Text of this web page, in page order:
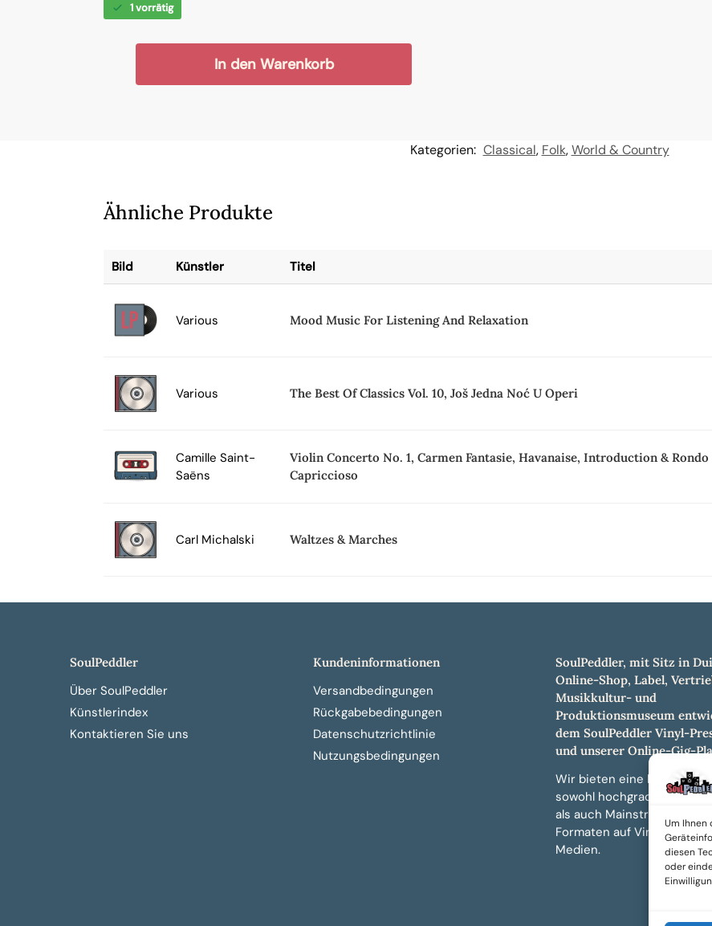
Um Ihnen
diesen
oder
1 vorrätig
In den Warenkorb
Kategorien: Classical, Folk,World & Country
Ähnliche Produkte
Bild Künstler Titel
Various Mood Music For Listening And Relaxation
Various The Best Of Classics Vol. 10, Još Jedna Noć U Operi
Camille Saint-
Saëns
Violin Concerto No. 1, Carmen Fantasie, Havanaise, Introduction & Rondo
Capriccioso
Carl Michalski Waltzes & Marches
SoulPeddler
Über SoulPeddler
Künstlerindex
Kontaktieren Sie uns
Kundeninformationen
Versandbedingungen
Rückgabebedingungen
Datenschutzrichtlinie
Nutzungsbedingungen
SoulPeddler, mit Sitz in
Online-Shop, Label,
Musikkultur- und
Produktionsmuseum
dem SoulPeddler Vinyl-
und unserer Online-Gig-
Wir bieten eine breite
sowohl hochgradig
als auch Mainstream-Titeln
Formaten auf Vinyl, CD
Medien.